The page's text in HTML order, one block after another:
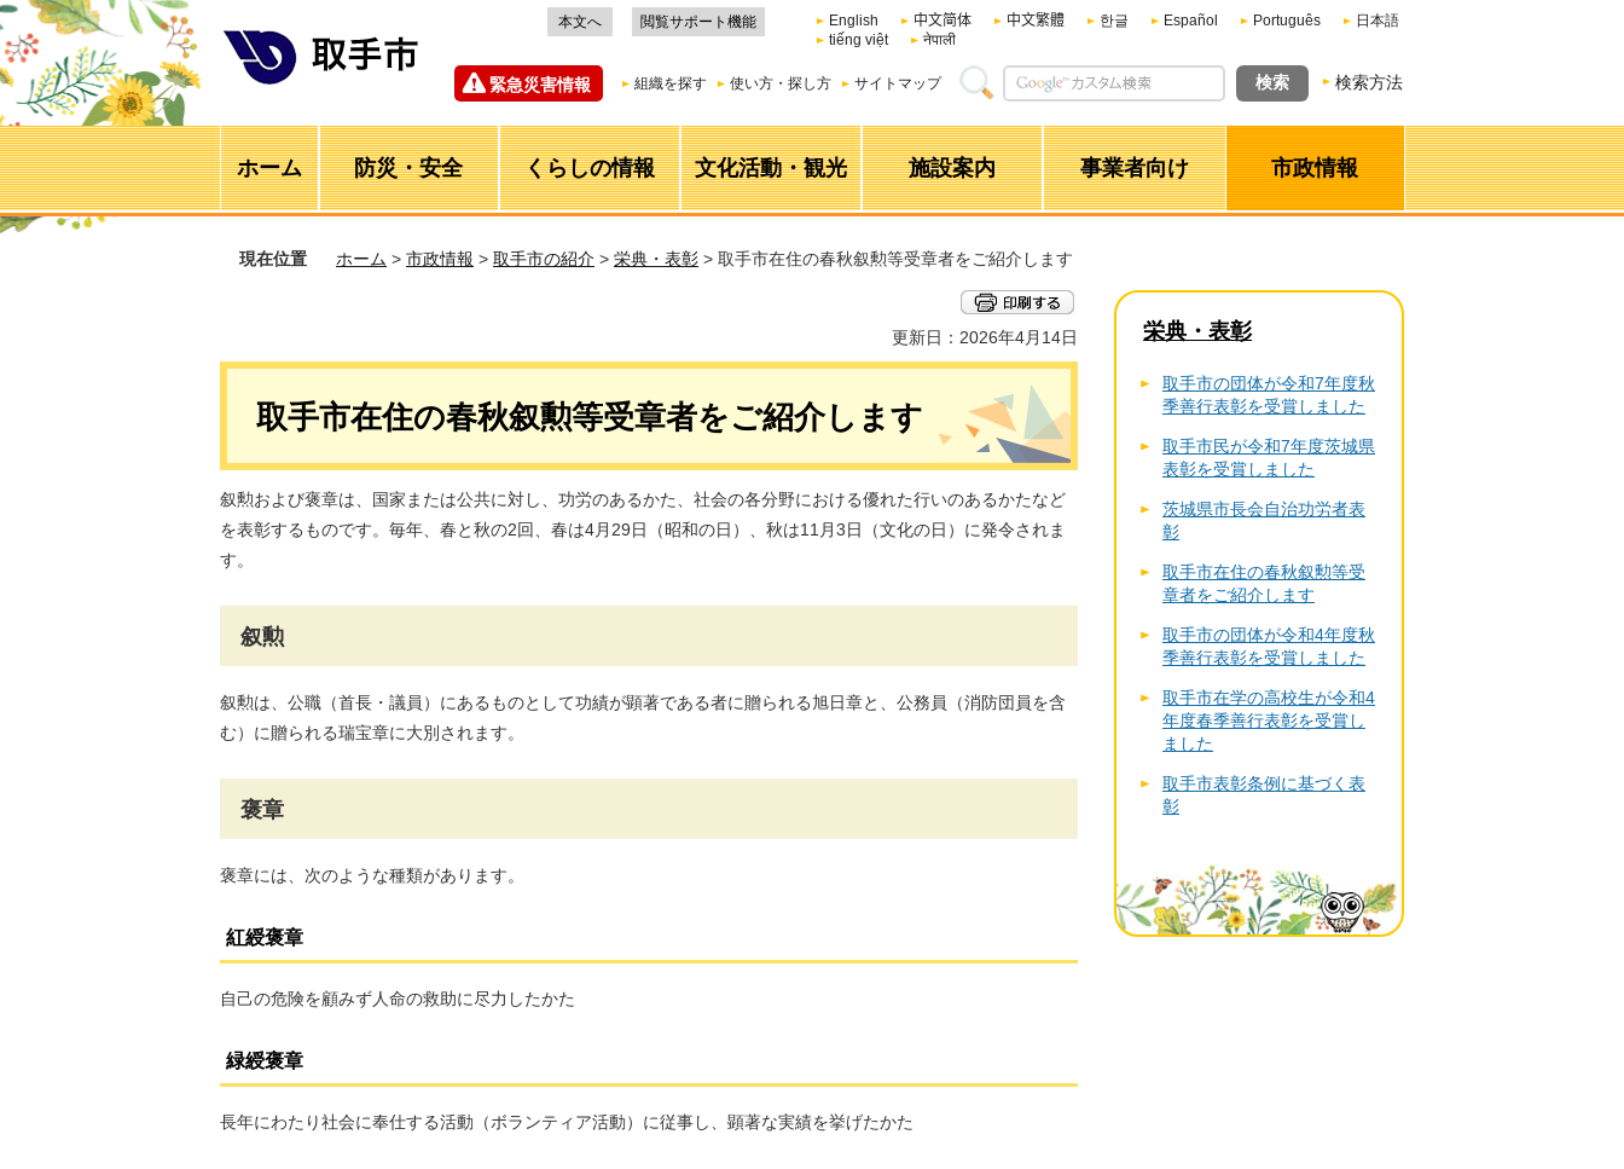
本文へ 閲覧サポート機能 English 中文简体 中文繁體 한글 Español Português
日本語
tiếng việt
नेपाली
緊急災害情報 組織を探す 使い方・探し方 サイトマップ 検索方法
ホーム 防災・安全 くらしの情報 文化活動・観光 施設案内 事業者向け 市政情報
現在位置 ホーム > 市政情報 > 取手市の紹介 > 栄典・表彰 > 取手市在住の春秋叙勲等受章者をご紹介します
更新日：2026年4月14日
取手市在住の春秋叙勲等受章者をご紹介します
叙勲および褒章は、国家または公共に対し、功労のあるかた、社会の各分野における優れた行いのあるかたなど
を表彰するものです。毎年、春と秋の2回、春は4月29日（昭和の日）、秋は11月3日（文化の日）に発令されま
す。
叙勲
叙勲は、公職（首長・議員）にあるものとして功績が顕著である者に贈られる旭日章と、公務員（消防団員を含
む）に贈られる瑞宝章に大別されます。
褒章
褒章には、次のような種類があります。
紅綬褒章
自己の危険を顧みず人命の救助に尽力したかた
緑綬褒章
長年にわたり社会に奉仕する活動（ボランティア活動）に従事し、顕著な実績を挙げたかた
栄典・表彰
取手市の団体が令和7年度秋
季善行表彰を受賞しました
取手市民が令和7年度茨城県
表彰を受賞しました
茨城県市長会自治功労者表
彰
取手市在住の春秋叙勲等受
章者をご紹介します
取手市の団体が令和4年度秋
季善行表彰を受賞しました
取手市在学の高校生が令和4
年度春季善行表彰を受賞し
ました
取手市表彰条例に基づく表
彰